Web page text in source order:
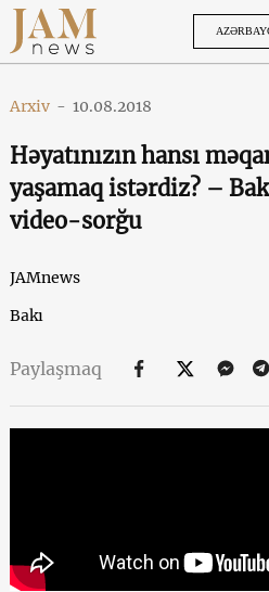
Arxiv - 10.08.2018
Həyatınızın hansı
yaşamaq istərdiz? –
video-sorğu
JAMnews
Bakı
Paylaşmaq